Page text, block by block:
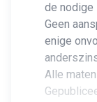
de nodige
Geen
enige
Alle